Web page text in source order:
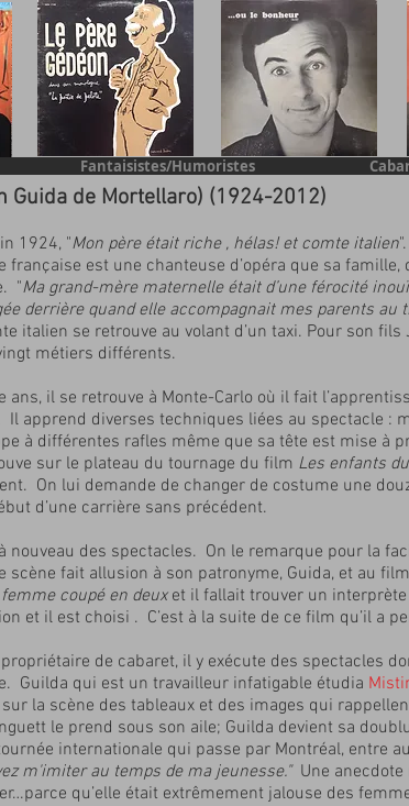
Fantaisistes/Humoristes
Guida de Mortellaro) (1924-2012)
1924, "Mon père était riche , hélas! et comte italien
française est une chanteuse d’opéra que sa
"Ma grand-mère maternelle était d’une férocité
derrière quand elle accompagnait mes parents au
italien se retrouve au volant d’un taxi. Pour son
métiers différents.
ans, il se retrouve à Monte-Carlo où il fait
Il apprend diverses techniques liées au spectacle :
à différentes rafles même que sa tête est mise à
sur le plateau du tournage du film Les enfants
On lui demande de changer de costume une
d’une carrière sans précédent.
nouveau des spectacles. On le remarque pour la
scène fait allusion à son patronyme, Guida, et au
coupé en deuxet il fallait trouver un
et il est choisi . C’est à la suite de ce film qu’il a
de cabaret, il y exécute des spectacles
Guilda qui est un travailleur infatigable étudia
la scène des tableaux et des images qui
le prend sous son aile; Guilda devient sa
internationale qui passe par Montréal, entre
m'imiter au temps de ma jeunesse." Une
qu’elle était extrêmement jalouse des